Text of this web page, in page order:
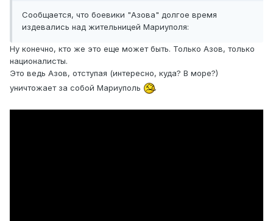
Сообщается, что боевики "Азова" долгое время
издевались над жительницей Мариуполя:
Ну конечно, кто же это еще может быть. Только Азов, только
националисты.
Это ведь Азов, отступая (интересно, куда? В море?)
уничтожает за собой Мариуполь